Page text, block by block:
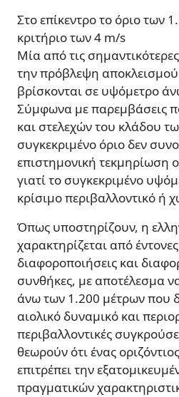
Στο επίκεντρο το όριο των
κριτήριο των 4 m/s
Μία από τις
την πρόβλεψη
βρίσκονται σε υψόμετρο
Σύμφωνα με παρεμβάσεις
και στελεχών του κλάδου
συγκεκριμένο όριο δεν
επιστημονική τεκμηρίωση
γιατί το συγκεκριμένο
κρίσιμο περιβαλλοντικό ή
Όπως υποστηρίζουν, η
χαρακτηρίζεται από
διαφοροποιήσεις και
συνθήκες, με αποτέλεσμα
άνω των 1.200 μέτρων που
αιολικό δυναμικό και
περιβαλλοντικές
θεωρούν ότι ένας
επιτρέπει την
πραγματικών